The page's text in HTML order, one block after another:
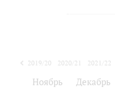
2019/20 2020/21 2021/22
Ноябрь Декабрь